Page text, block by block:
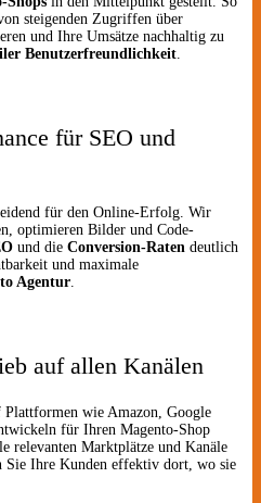
steigenden Zugriffen über
und Ihre Umsätze nachhaltig zu
Benutzerfreundlichkeit
für SEO und
für den Online-Erfolg. Wir
optimieren Bilder und Code-
und die Conversion-Raten deutlich
und maximale
Agentur
auf allen Kanälen
Plattformen wie Amazon, Google
für Ihren Magento-Shop
relevanten Marktplätze und Kanäle
Sie Ihre Kunden effektiv dort, wo sie